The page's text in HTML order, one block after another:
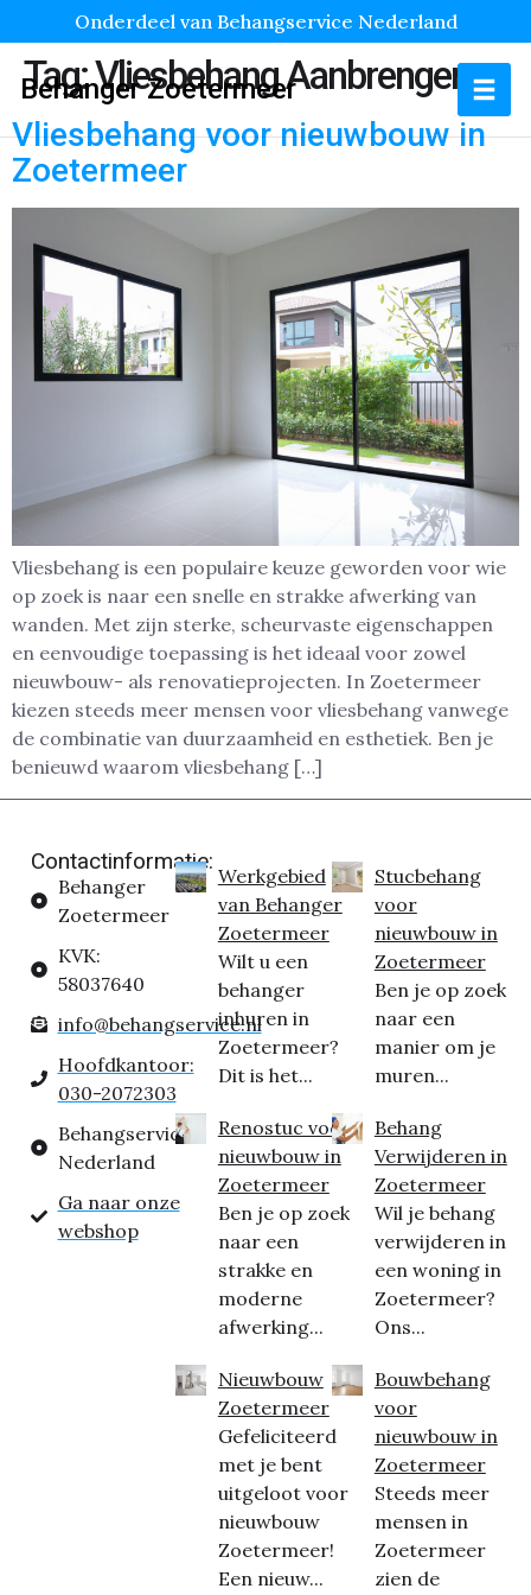
Onderdeel van Behangservice Nederland
Behanger Zoetermeer
Tag:Vliesbehang Aanbrengen
Vliesbehang voor nieuwbouw in
Zoetermeer
Vliesbehang is een populaire keuze geworden voor wie
op zoek is naar een snelle en strakke afwerking van
wanden. Met zijn sterke, scheurvaste eigenschappen
en eenvoudige toepassing is het ideaal voor zowel
nieuwbouw- als renovatieprojecten. In Zoetermeer
kiezen steeds meer mensen voor vliesbehang vanwege
de combinatie van duurzaamheid en esthetiek. Ben je
benieuwd waarom vliesbehang […]
Contactinformatie:
Behanger
Zoetermeer
KVK:
58037640
info@behangservice.nl
Hoofdkantoor:
030-2072303
Behangservice
Nederland
Ga naar onze
webshop
Werkgebied
van Behanger
Zoetermeer
Wilt u een
behanger
inhuren in
Zoetermeer?
Dit is het...
Renostuc voor
nieuwbouw in
Zoetermeer
Ben je op zoek
naar een
strakke en
moderne
afwerking...
Nieuwbouw
Zoetermeer
Gefeliciteerd
met je bent
uitgeloot voor
nieuwbouw
Zoetermeer!
Een nieuw...
Stucbehang
voor
nieuwbouw in
Zoetermeer
Ben je op zoek
naar een
manier om je
muren...
Behang
Verwijderen in
Zoetermeer
Wil je behang
verwijderen in
een woning in
Zoetermeer?
Ons...
Bouwbehang
voor
nieuwbouw in
Zoetermeer
Steeds meer
mensen in
Zoetermeer
zien de